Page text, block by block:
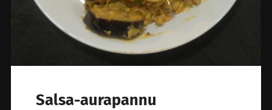
Salsa-aurapannu